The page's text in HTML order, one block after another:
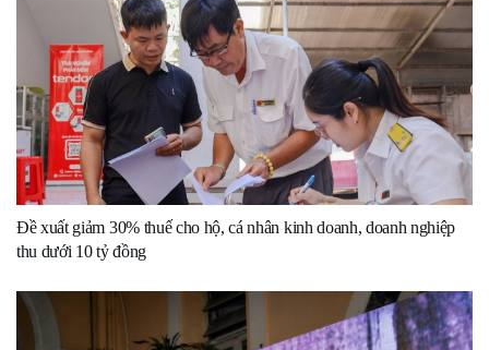
Đề xuất giảm 30% thuế cho hộ, cá nhân kinh doanh, doanh nghiệp
thu dưới 10 tỷ đồng